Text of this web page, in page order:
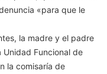
«para que le
la madre y el padre
Unidad Funcional de
la comisaría de